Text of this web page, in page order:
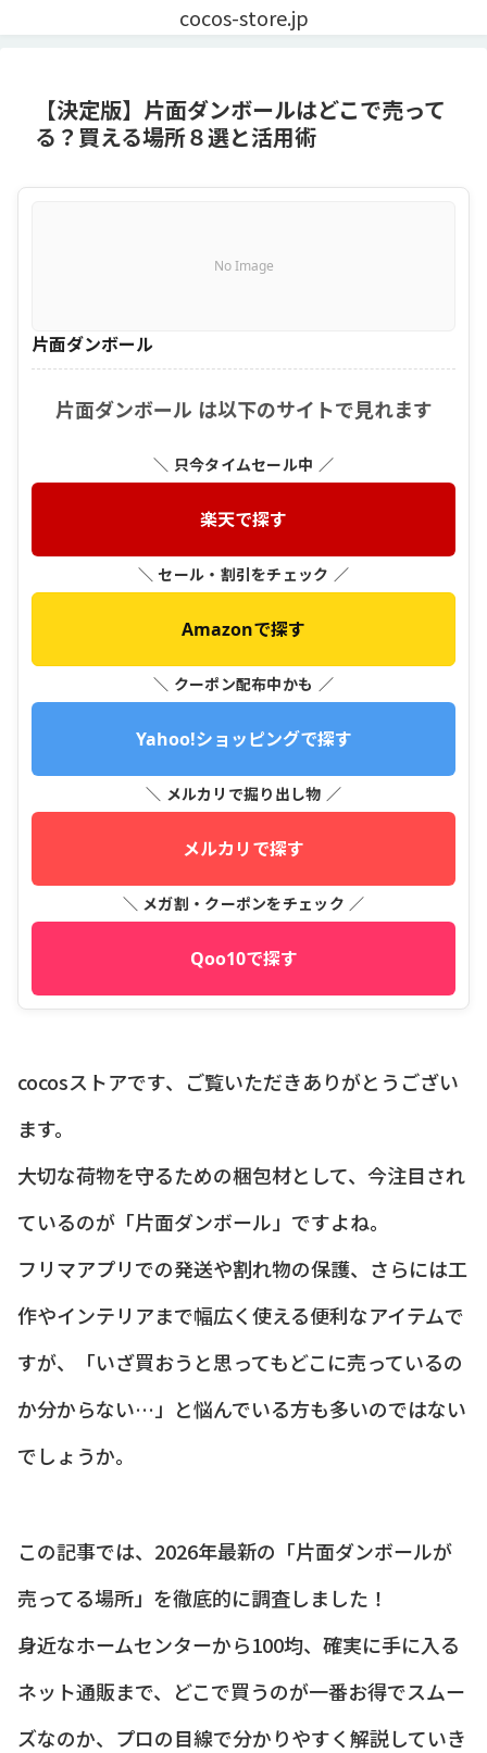
cocos-store.jp
【決定版】片面ダンボールはどこで売って
る？買える場所８選と活用術
No Image
片面ダンボール
片面ダンボール は以下のサイトで見れます
＼ 只今タイムセール中 ／
楽天で探す
＼ セール・割引をチェック ／
Amazonで探す
＼ クーポン配布中かも ／
Yahoo!ショッピングで探す
＼ メルカリで掘り出し物 ／
メルカリで探す
＼ メガ割・クーポンをチェック ／
Qoo10で探す
cocosストアです、ご覧いただきありがとうござい
ます。
大切な荷物を守るための梱包材として、今注目され
ているのが「片面ダンボール」ですよね。
フリマアプリでの発送や割れ物の保護、さらには工
作やインテリアまで幅広く使える便利なアイテムで
すが、「いざ買おうと思ってもどこに売っているの
か分からない…」と悩んでいる方も多いのではない
でしょうか。
この記事では、2026年最新の「片面ダンボールが
売ってる場所」を徹底的に調査しました！
身近なホームセンターから100均、確実に手に入る
ネット通販まで、どこで買うのが一番お得でスムー
ズなのか、プロの目線で分かりやすく解説していき